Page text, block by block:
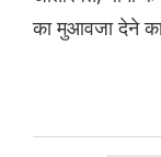
का मुआवजा देने